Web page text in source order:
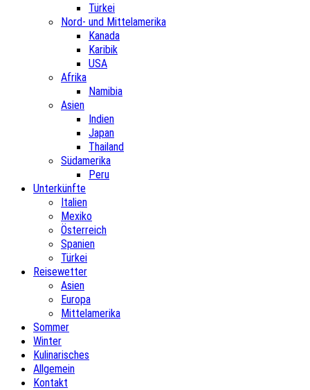
Türkei
Nord- und Mittelamerika
Kanada
Karibik
USA
Afrika
Namibia
Asien
Indien
Japan
Thailand
Südamerika
Peru
Unterkünfte
Italien
Mexiko
Österreich
Spanien
Türkei
Reisewetter
Asien
Europa
Mittelamerika
Sommer
Winter
Kulinarisches
Allgemein
Kontakt